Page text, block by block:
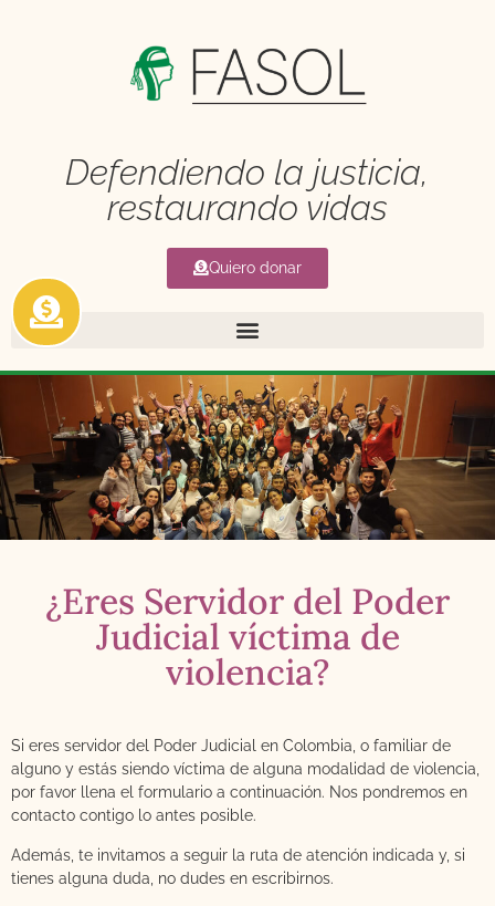
Defendiendo la justicia,
restaurando vidas
Quiero donar
¿Eres Servidor del Poder
Judicial víctima de
violencia?
Si eres servidor del Poder Judicial en Colombia, o familiar de
alguno y estás siendo víctima de alguna modalidad de violencia,
por favor llena el formulario a continuación. Nos pondremos en
contacto contigo lo antes posible.
Además, te invitamos a seguir la ruta de atención indicada y, si
tienes alguna duda, no dudes en escribirnos.